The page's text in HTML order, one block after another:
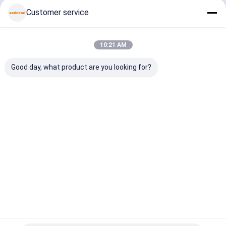
Disque de cire dentaire
Disque en titane dentaire
Continuer
Customer service
10:21 AM
Good day, what product are you looking for?